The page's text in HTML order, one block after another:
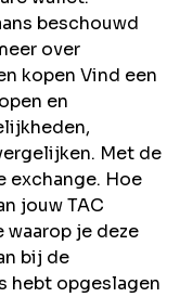
beschouwd
over
kopen Vind een
en
Met de
exchange. Hoe
jouw TAC
je deze
bij de
hebt opgeslagen